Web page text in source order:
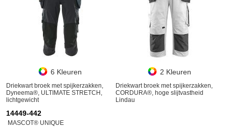
6 Kleuren
Driekwart broek met spijkerzakken,
Dyneema®, ULTIMATE STRETCH,
lichtgewicht
2 Kleuren
Driekwart broek met spijkerzakken,
CORDURA®, hoge slijtvastheid
Lindau
14449-442
MASCOT® UNIQUE